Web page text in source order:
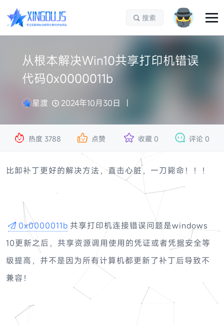
 搜索
从根本解决Win10共享打印机错误
代码0x0000011b
星渡 2024年10月30日
 热度 3788  点赞  收藏 0  评论 0
比卸补丁更好的解决方法，直击心脏，一刀毙命！！！
0x0000011b 共享打印机连接错误问题是windows
10更新之后，共享资源调用使用的凭证或者凭据安全等
级提高，并不是因为所有计算机都更新了补丁后导致不
兼容！